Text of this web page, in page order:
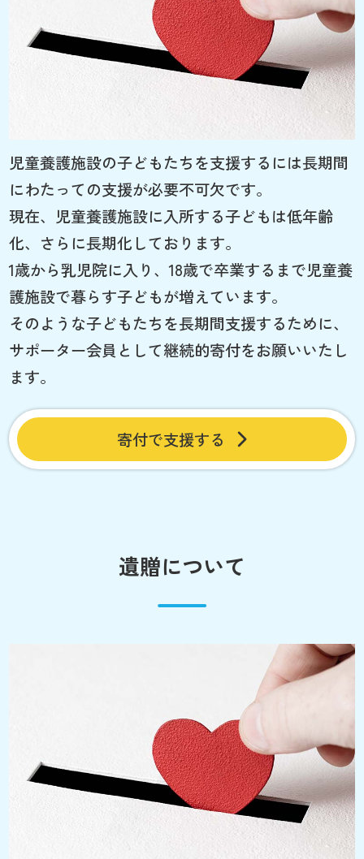
児童養護施設の子どもたちを支援するには長期間
にわたっての支援が必要不可欠です。
現在、児童養護施設に入所する子どもは低年齢
化、さらに長期化しております。
1歳から乳児院に入り、18歳で卒業するまで児童養
護施設で暮らす子どもが増えています。
そのような子どもたちを長期間支援するために、
サポーター会員として継続的寄付をお願いいたし
ます。
寄付で支援する
遺贈について